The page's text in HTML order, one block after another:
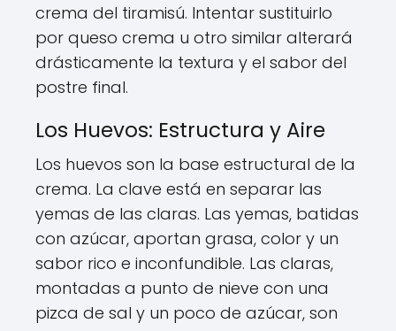
crema del tiramisú. Intentar sustituirlo
por queso crema u otro similar alterará
drásticamente la textura y el sabor del
postre final.
Los Huevos: Estructura y Aire
Los huevos son la base estructural de la
crema. La clave está en separar las
yemas de las claras. Las yemas, batidas
con azúcar, aportan grasa, color y un
sabor rico e inconfundible. Las claras,
montadas a punto de nieve con una
pizca de sal y un poco de azúcar, son